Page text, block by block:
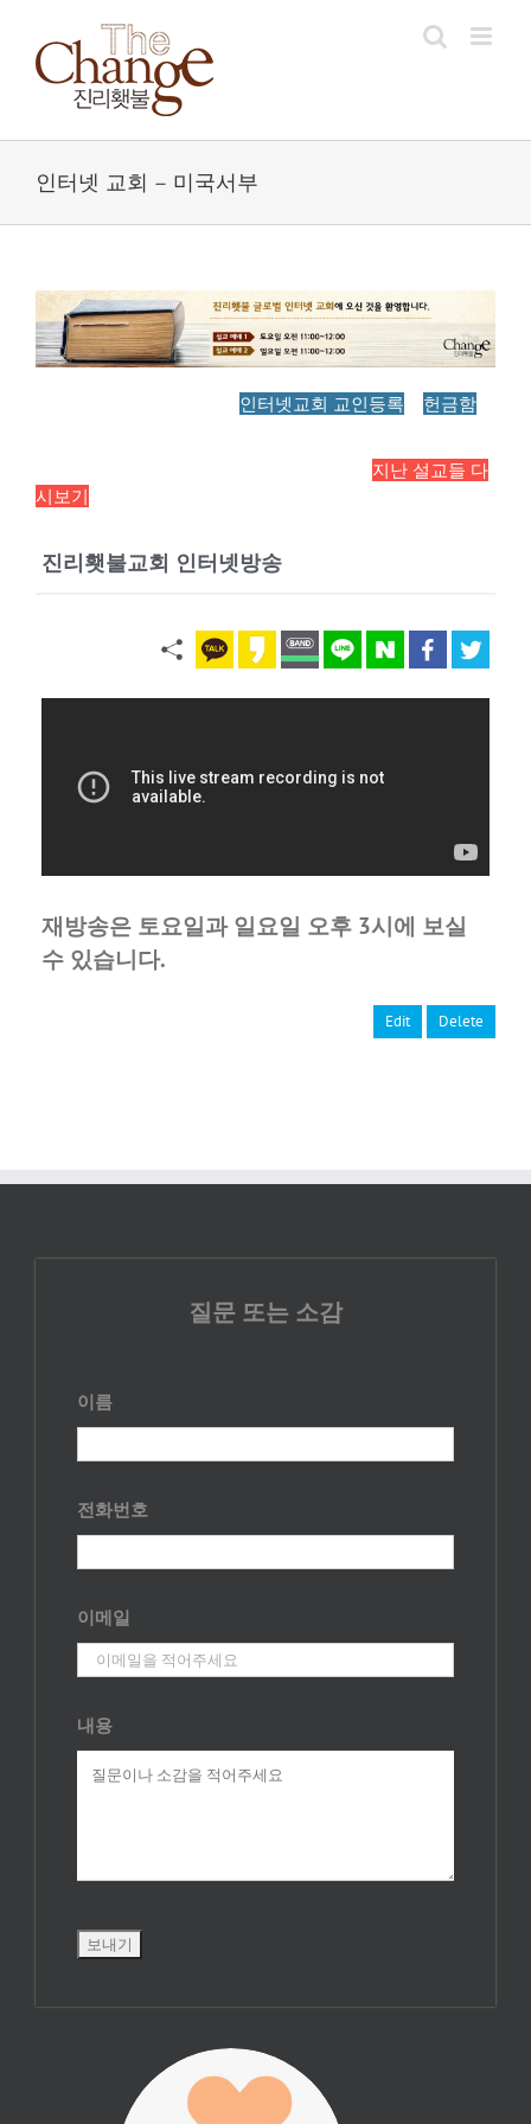
content
인터넷 교회 – 미국서부
인터넷교회 교인등록 헌금함
지난 설교들 다
시보기
진리횃불교회 인터넷방송
재방송은 토요일과 일요일 오후 3시에 보실
수 있습니다.
Edit Delete
질문 또는 소감
이름
전화번호
이메일
내용